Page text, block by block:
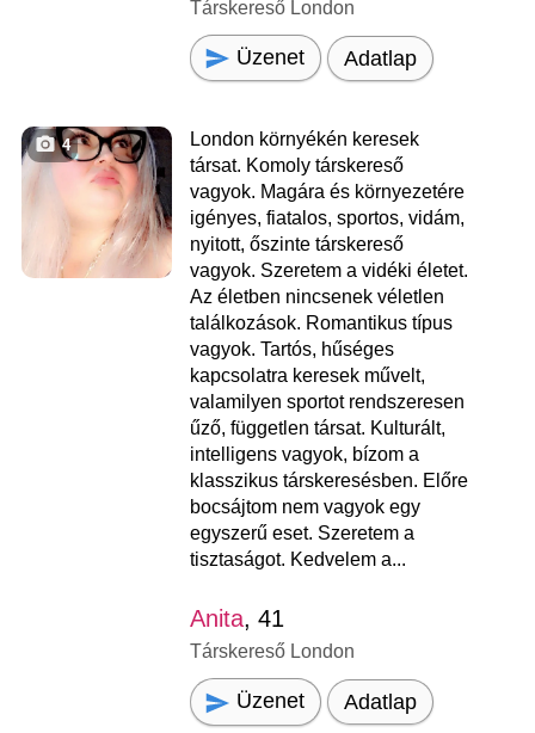
Társkereső London
Üzenet Adatlap
4
London környékén keresek
társat. Komoly társkereső
vagyok. Magára és környezetére
igényes, fiatalos, sportos, vidám,
nyitott, őszinte társkereső
vagyok. Szeretem a vidéki életet.
Az életben nincsenek véletlen
találkozások. Romantikus típus
vagyok. Tartós, hűséges
kapcsolatra keresek művelt,
valamilyen sportot rendszeresen
űző, független társat. Kulturált,
intelligens vagyok, bízom a
klasszikus társkeresésben. Előre
bocsájtom nem vagyok egy
egyszerű eset. Szeretem a
tisztaságot. Kedvelem a...
Anita, 41
Társkereső London
Üzenet Adatlap